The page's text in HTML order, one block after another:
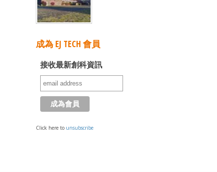
成為 EJ TECH 會員
接收最新創科資訊
Click here to unsubscribe